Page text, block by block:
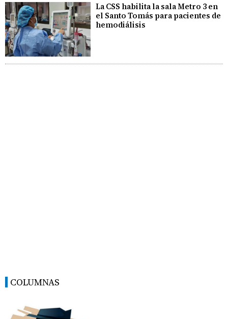
La CSS habilita la sala Metro 3 en
el Santo Tomás para pacientes de
hemodiálisis
COLUMNAS